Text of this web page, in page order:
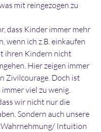
mit reingezogen zu
dass Kinder immer mehr
wenn ich z.B. einkaufen
ihren Kindern nicht
Hier zeigen immer
Zivilcourage. Doch ist
viel zu wenig.
wir nicht nur die
Sondern auch unsere
Wahrnehmung/ Intuition